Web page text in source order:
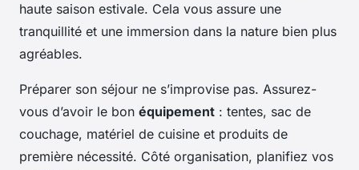
haute saison estivale. Cela vous assure une
tranquillité et une immersion dans la nature bien plus
agréables.
Préparer son séjour ne s’improvise pas. Assurez-
vous d’avoir le bon équipement : tentes, sac de
couchage, matériel de cuisine et produits de
première nécessité. Côté organisation, planifiez vos